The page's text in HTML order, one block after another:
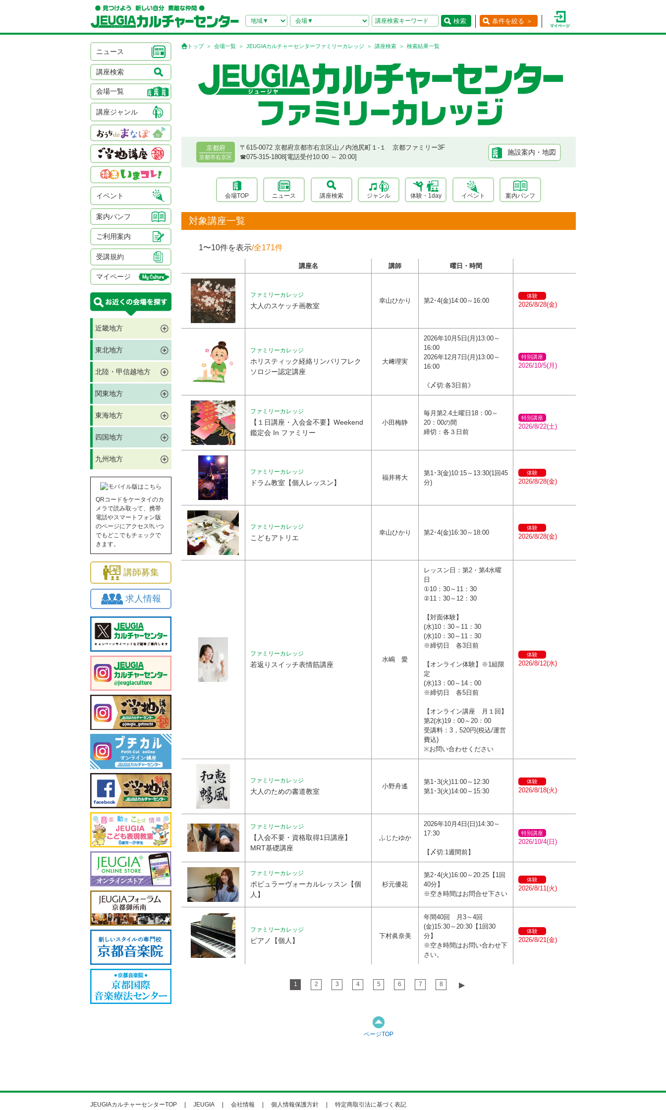
検索 条件を絞る ＞
ニュース
講座検索
会場一覧
講座ジャンル
イベント
案内パンフ
ご利用案内
受講規約
マイページ
近畿地方
東北地方
北陸・甲信越地方
関東地方
東海地方
四国地方
九州地方
QRコードをケータイのカ
メラで読み取って、携帯
電話やスマートフォン版
のページにアクセス!!いつ
でもどこでもチェックで
きます。
講師募集
求人情報
トップ 会場一覧 JEUGIAカルチャーセンターファミリーカレッジ 講座検索 検索結果一覧
京都府
京都市右京区
〒615-0072 京都府京都市右京区山ノ内池尻町１-１ 京都ファミリー3F
☎︎075-315-1808[電話受付10:00 ～ 20:00]
施設案内・地図
会場TOP ニュース 講座検索 ジャンル 体験・1day イベント 案内パンフ
対象講座一覧
1〜10件を表示/全171件
講座名 講師 曜日・時間
ファミリーカレッジ
大人のスケッチ画教室
幸山ひかり 第2･4(金)14:00～16:00
体験
2026/8/28(金)
ファミリーカレッジ
ホリスティック経絡リンパリフレク
ソロジー認定講座
大﨑理実
2026年10月5日(月)13:00～
16:00
2026年12月7日(月)13:00～
16:00
《〆切:各3日前》
特別講座
2026/10/5(月)
ファミリーカレッジ
【１日講座・入会金不要】Weekend
鑑定会 In ファミリー
小田梅静
毎月第2.4土曜日18：00～
20：00の間
締切：各３日前
特別講座
2026/8/22(土)
ファミリーカレッジ
ドラム教室【個人レッスン】
福井将大
第1･3(金)10:15～13:30(1回45
分)
体験
2026/8/28(金)
ファミリーカレッジ
こどもアトリエ
幸山ひかり 第2･4(金)16:30～18:00
体験
2026/8/28(金)
ファミリーカレッジ
若返りスイッチ表情筋講座
水嶋 愛
レッスン日：第2・第4水曜
日
①10：30～11：30
②11：30～12：30
【対面体験】
(水)10：30～11：30
(水)10：30～11：30
※締切日 各3日前
【オンライン体験】※1組限
定
(水)13：00～14：00
※締切日 各5日前
【オンライン講座 月１回】
第2(水)19：00～20：00
受講料：3，520円(税込/運営
費込)
※お問い合わせください
体験
2026/8/12(水)
ファミリーカレッジ
大人のための書道教室
小野舟遙
第1･3(火)11:00～12:30
第1･3(火)14:00～15:30
体験
2026/8/18(火)
ファミリーカレッジ
【入会不要・資格取得1日講座】
MRT基礎講座
ふじたゆか
2026年10月4日(日)14:30～
17:30
【〆切:1週間前】
特別講座
2026/10/4(日)
ファミリーカレッジ
ポピュラーヴォーカルレッスン【個
人】
杉元優花
第2･4(火)16:00～20:25【1回
40分】
※空き時間はお問合せ下さい
体験
2026/8/11(火)
ファミリーカレッジ
ピアノ【個人】
下村眞奈美
年間40回 月3～4回
(金)15:30～20:30【1回30
分】
※空き時間はお問い合わせ下
さい。
体験
2026/8/21(金)
1 2 3 4 5 6 7 8 ▶︎
ページTOP
JEUGIAカルチャーセンターTOP JEUGIA 会社情報 個人情報保護方針 特定商取引法に基づく表記